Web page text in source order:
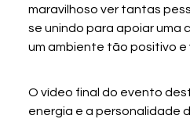
maravilhoso ver tantas
se unindo para apoiar uma
um ambiente tão positivo e
O vídeo final do evento
energia e a personalidade